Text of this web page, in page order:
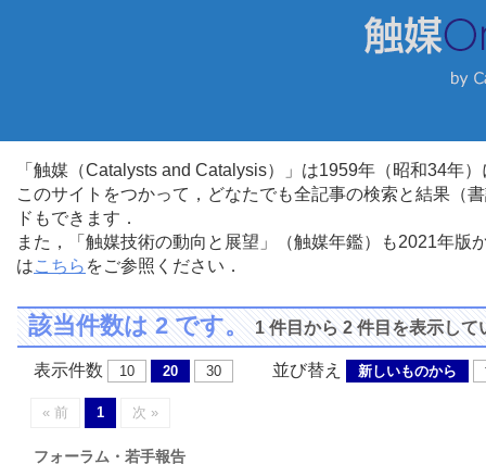
「触媒（Catalysts and Catalysis）」は1959年（昭和34年
このサイトをつかって，どなたでも全記事の検索と結果（
ドもできます．
また，「触媒技術の動向と展望」（触媒年鑑）も2021年
はこちら をご参照ください．
該当件数は 2 です。1 件目から 2 件目を表示して
表示件数 10 20 30 並び替え 新しいものから
« 前 1 次 »
フォーラム・若手報告